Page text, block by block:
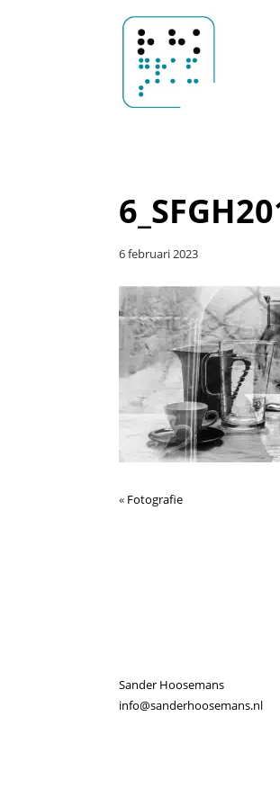
Sander
Hoosemans
6 februari 2023
« Fotografie
Sander Hoosemans
info@sanderhoosemans.nl